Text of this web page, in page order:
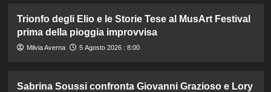
Trionfo degli Elio e le Storie Tese al MusArt Festival
prima della pioggia improvvisa
Milvia Averna 5 Agosto 2026 : 8:00
Sabrina Soussi confronta Giovanni Grazioso e Lory